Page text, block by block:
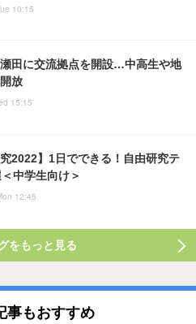
10:15
田に交流拠点を開設…中高生や地
放
15:15
究2022】1日でできる！自由研究テ
中学生向け＞
12:45
をもっと見る
事もおすすめ